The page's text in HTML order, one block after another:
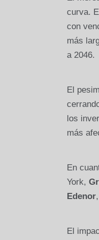
curva. El
con
más
a 2046.
El
los
más
En
York,
Edenor
El